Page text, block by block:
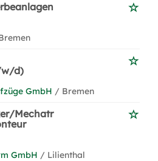
w/d)
GmbH / Bremen
Mechatr
GmbH / Lilienthal